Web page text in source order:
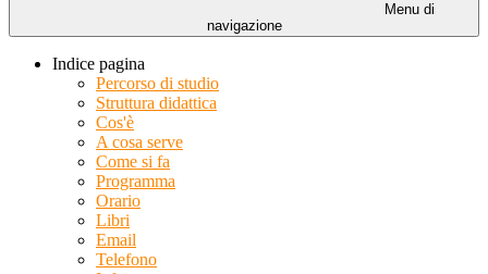
Menu di
navigazione
Indice pagina
Percorso di studio
Struttura didattica
Cos'è
A cosa serve
Come si fa
Programma
Orario
Libri
Email
Telefono